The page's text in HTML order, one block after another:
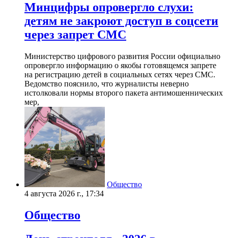
Минцифры опровергло слухи:
детям не закроют доступ в соцсети
через запрет СМС
Министерство цифрового развития России официально
опровергло информацию о якобы готовящемся запрете
на регистрацию детей в социальных сетях через СМС.
Ведомство пояснило, что журналисты неверно
истолковали нормы второго пакета антимошеннических
мер,
Общество
4 августа 2026 г., 17:34
Общество